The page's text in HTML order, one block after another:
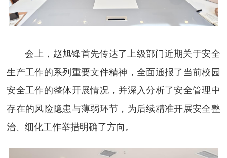
会上，赵旭锋首先传达了上级部门近期关于安全
生产工作的系列重要文件精神，全面通报了当前校园
安全工作的整体开展情况，并深入分析了安全管理中
存在的风险隐患与薄弱环节，为后续精准开展安全整
治、细化工作举措明确了方向。